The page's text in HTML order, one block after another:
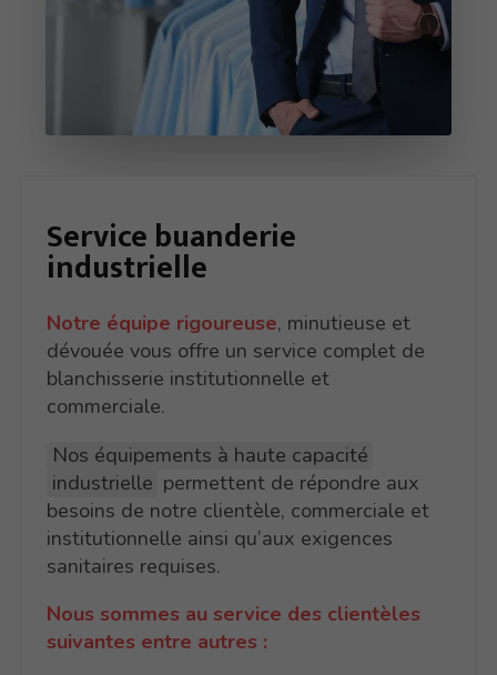
Servicebuanderie
industrielle
Notre équipe rigoureuse, minutieuse et
dévouée vous offre un service complet de
blanchisserie institutionnelle et
commerciale.
Nos équipements à haute capacité
industrielle permettent de répondre aux
besoins de notre clientèle, commerciale et
institutionnelle ainsi qu’aux exigences
sanitaires requises.
Nous sommes au service des clientèles
suivantes entre autres :